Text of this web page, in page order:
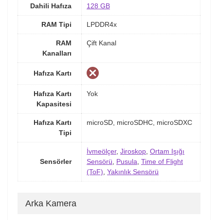
Dahili Hafıza 128 GB
RAM Tipi LPDDR4x
RAM
Kanalları
Çift Kanal
Hafıza Kartı
Hafıza Kartı
Kapasitesi
Yok
Hafıza Kartı
Tipi
microSD, microSDHC, microSDXC
Sensörler
İvmeölçer, Jiroskop Ortam Işığı
Sensörü
Pusula Time of Flight
(ToF) Yakınlık Sensörü
Arka Kamera